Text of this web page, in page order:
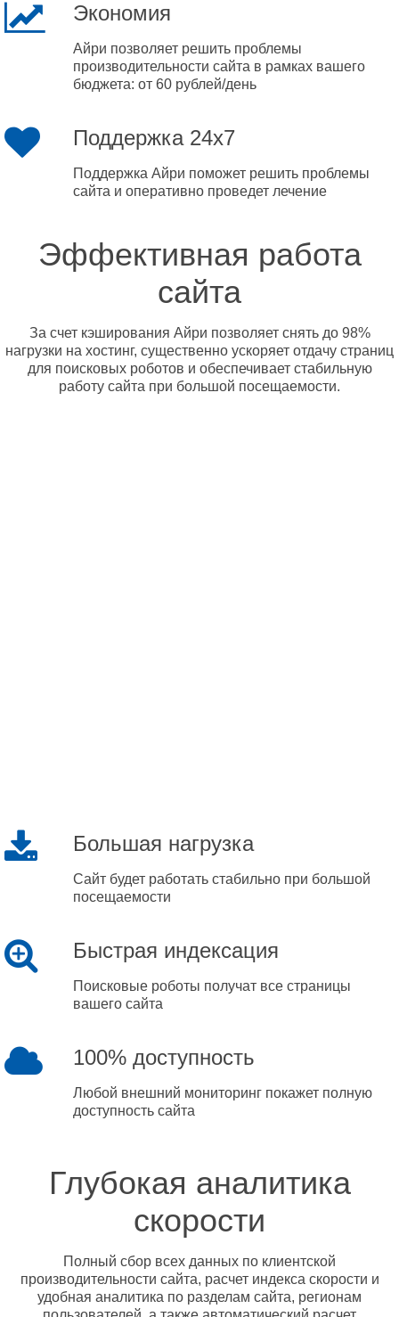
Экономия
Айри позволяет решить проблемы
производительности сайта в рамках вашего
бюджета: от 60 рублей/день
Поддержка 24x7
Поддержка Айри поможет решить проблемы
сайта и оперативно проведет лечение
Эффективная работа
сайта
За счет кэширования Айри позволяет снять до 98%
нагрузки на хостинг, существенно ускоряет отдачу страниц
для поисковых роботов и обеспечивает стабильную
работу сайта при большой посещаемости.
Большая нагрузка
Сайт будет работать стабильно при большой
посещаемости
Быстрая индексация
Поисковые роботы получат все страницы
вашего сайта
100% доступность
Любой внешний мониторинг покажет полную
доступность сайта
Глубокая аналитика
скорости
Полный сбор всех данных по клиентской
производительности сайта, расчет индекса скорости и
удобная аналитика по разделам сайта, регионам